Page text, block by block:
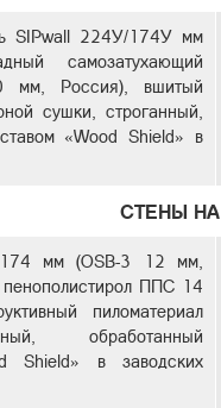
SIPwall 224У/174У мм
самозатухающий
мм, Россия), вшитый
сушки, строганный,
«Wood Shield» в
СТЕНЫ
мм (OSB-3 12 мм,
ППС 14
пиломатериал
обработанный
Shield» в заводских